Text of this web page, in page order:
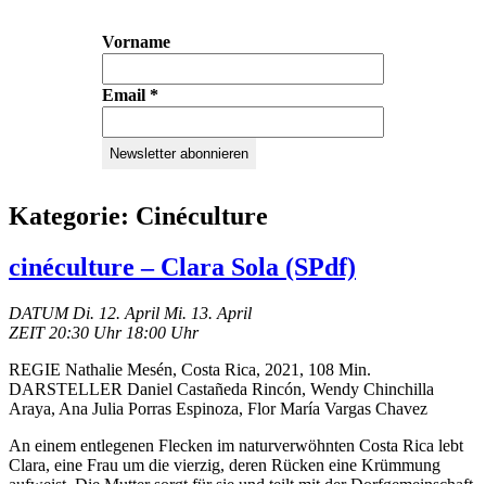
Vorname
Email*
Kategorie: Cinéculture
cinéculture – Clara Sola (SPdf)
DATUM Di. 12. April Mi. 13. April
ZEIT 20:30 Uhr 18:00 Uhr
REGIE Nathalie Mesén, Costa Rica, 2021, 108 Min.
DARSTELLER Daniel Castañeda Rincón, Wendy Chinchilla
Araya, Ana Julia Porras Espinoza, Flor María Vargas Chavez
An einem entlegenen Flecken im naturverwöhnten Costa Rica lebt
Clara, eine Frau um die vierzig, deren Rücken eine Krümmung